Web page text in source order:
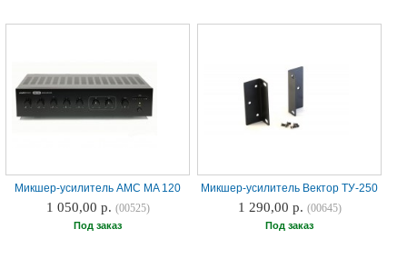
Микшер-усилитель AMC MA 120
1 050,00 р. (00525)
Под заказ
Микшер-усилитель Вектор ТУ-250
1 290,00 р. (00645)
Под заказ